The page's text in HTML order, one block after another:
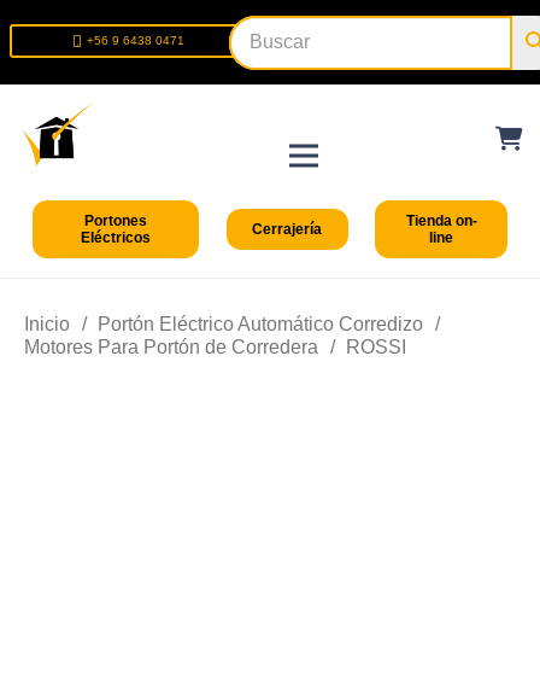
+56 9 6438 0471
Portones
Eléctricos
Cerrajería
Tienda on-
line
Inicio / Portón Eléctrico Automático Corredizo /
Motores Para Portón de Corredera
/ ROSSI